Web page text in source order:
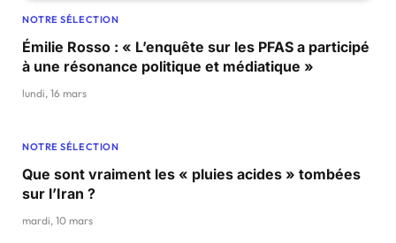
NOTRE SÉLECTION
Émilie Rosso : « L’enquête sur les PFAS a participé
à une résonance politique et médiatique »
lundi, 16 mars
NOTRE SÉLECTION
Que sont vraiment les « pluies acides » tombées
sur l’Iran ?
mardi, 10 mars